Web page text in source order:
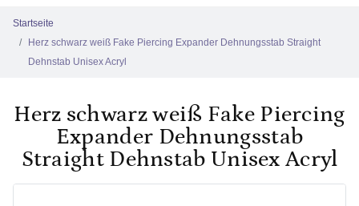
Startseite
Herz schwarz weiß Fake Piercing Expander Dehnungsstab Straight
Dehnstab Unisex Acryl
Herz schwarz weiß Fake Piercing
Expander Dehnungsstab
Straight Dehnstab Unisex Acryl